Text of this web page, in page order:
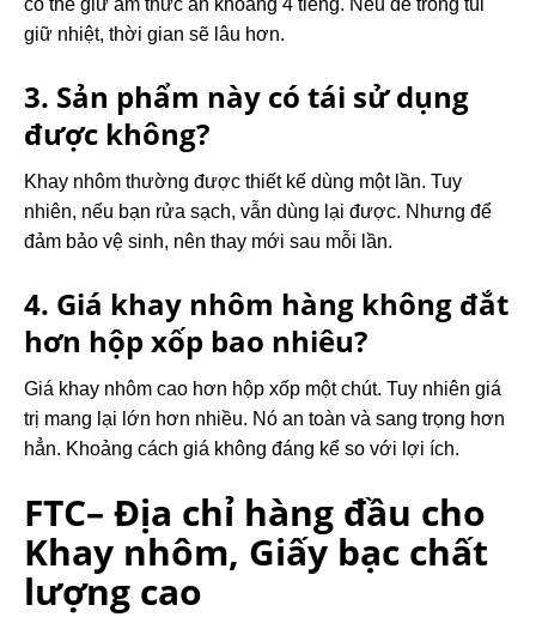
có thể giữ ấm thức ăn khoảng 4 tiếng. Nếu để trong túi
giữ nhiệt, thời gian sẽ lâu hơn.
3. Sản phẩm này có tái sử dụng
được không?
Khay nhôm thường được thiết kế dùng một lần. Tuy
nhiên, nếu bạn rửa sạch, vẫn dùng lại được. Nhưng để
đảm bảo vệ sinh, nên thay mới sau mỗi lần.
4. Giá khay nhôm hàng không đắt
hơn hộp xốp bao nhiêu?
Giá khay nhôm cao hơn hộp xốp một chút. Tuy nhiên giá
trị mang lại lớn hơn nhiều. Nó an toàn và sang trọng hơn
hẳn. Khoảng cách giá không đáng kể so với lợi ích.
FTC– Địa chỉ hàng đầu cho
Khay nhôm, Giấy bạc chất
lượng cao